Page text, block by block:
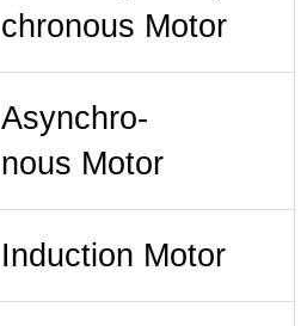
chro­nous Motor
Asyn­chro­
nous Motor
Induc­tion Motor